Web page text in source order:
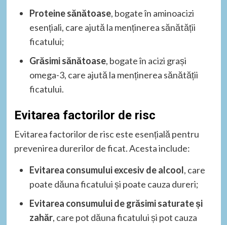
Proteine sănătoase, bogate în aminoacizi
esențiali, care ajută la menținerea sănătății
ficatului;
Grăsimi sănătoase, bogate în acizi grași
omega-3, care ajută la menținerea sănătății
ficatului.
Evitarea factorilor de risc
Evitarea factorilor de risc este esențială pentru
prevenirea durerilor de ficat. Acesta include:
Evitarea consumului excesiv de alcool, care
poate dăuna ficatului și poate cauza dureri;
Evitarea consumului de grăsimi saturate și
zahăr, care pot dăuna ficatului și pot cauza